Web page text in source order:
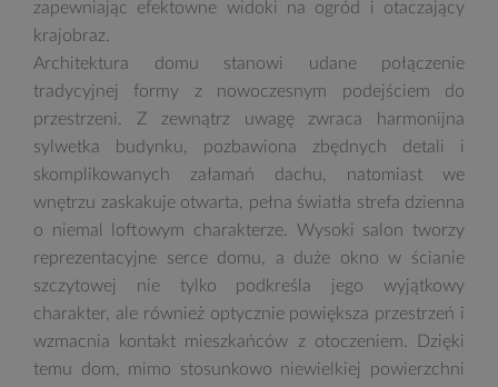
zapewniając efektowne widoki na ogród i otaczający
krajobraz.
Architektura domu stanowi udane połączenie
tradycyjnej formy z nowoczesnym podejściem do
przestrzeni. Z zewnątrz uwagę zwraca harmonijna
sylwetka budynku, pozbawiona zbędnych detali i
skomplikowanych załamań dachu, natomiast we
wnętrzu zaskakuje otwarta, pełna światła strefa dzienna
o niemal loftowym charakterze. Wysoki salon tworzy
reprezentacyjne serce domu, a duże okno w ścianie
szczytowej nie tylko podkreśla jego wyjątkowy
charakter, ale również optycznie powiększa przestrzeń i
wzmacnia kontakt mieszkańców z otoczeniem. Dzięki
temu dom, mimo stosunkowo niewielkiej powierzchni